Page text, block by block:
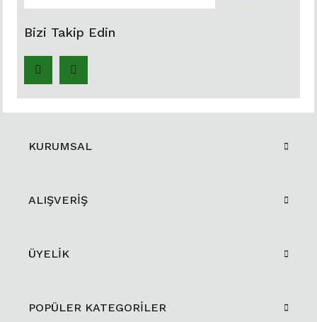
Bizi Takip Edin
KURUMSAL
ALIŞVERİŞ
ÜYELİK
POPÜLER KATEGORİLER